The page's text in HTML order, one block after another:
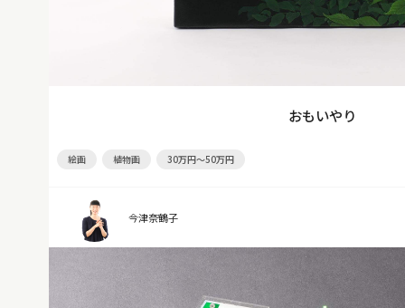
おもいやり
絵画 植物画 30万円～50万円
今津奈鶴子